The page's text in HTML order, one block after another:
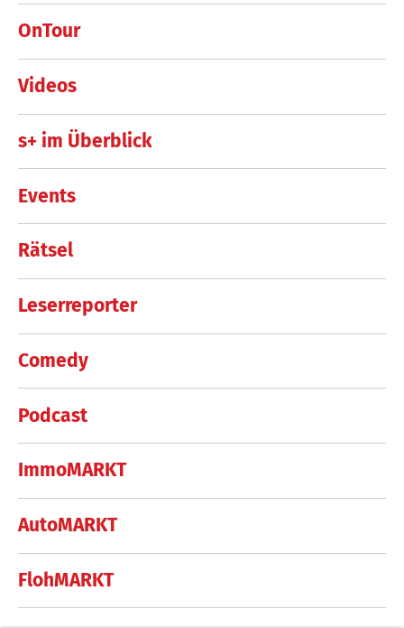
OnTour
Videos
s+ im Überblick
Events
Rätsel
Leserreporter
Comedy
Podcast
ImmoMARKT
AutoMARKT
FlohMARKT